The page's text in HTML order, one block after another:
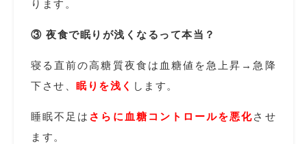
ります。
③ 夜食で眠りが浅くなるって本当？
寝る直前の高糖質夜食は血糖値を急上昇→急降
下させ、 眠りを浅く します。
睡眠不足は さらに血糖コントロールを悪化させ
ます。